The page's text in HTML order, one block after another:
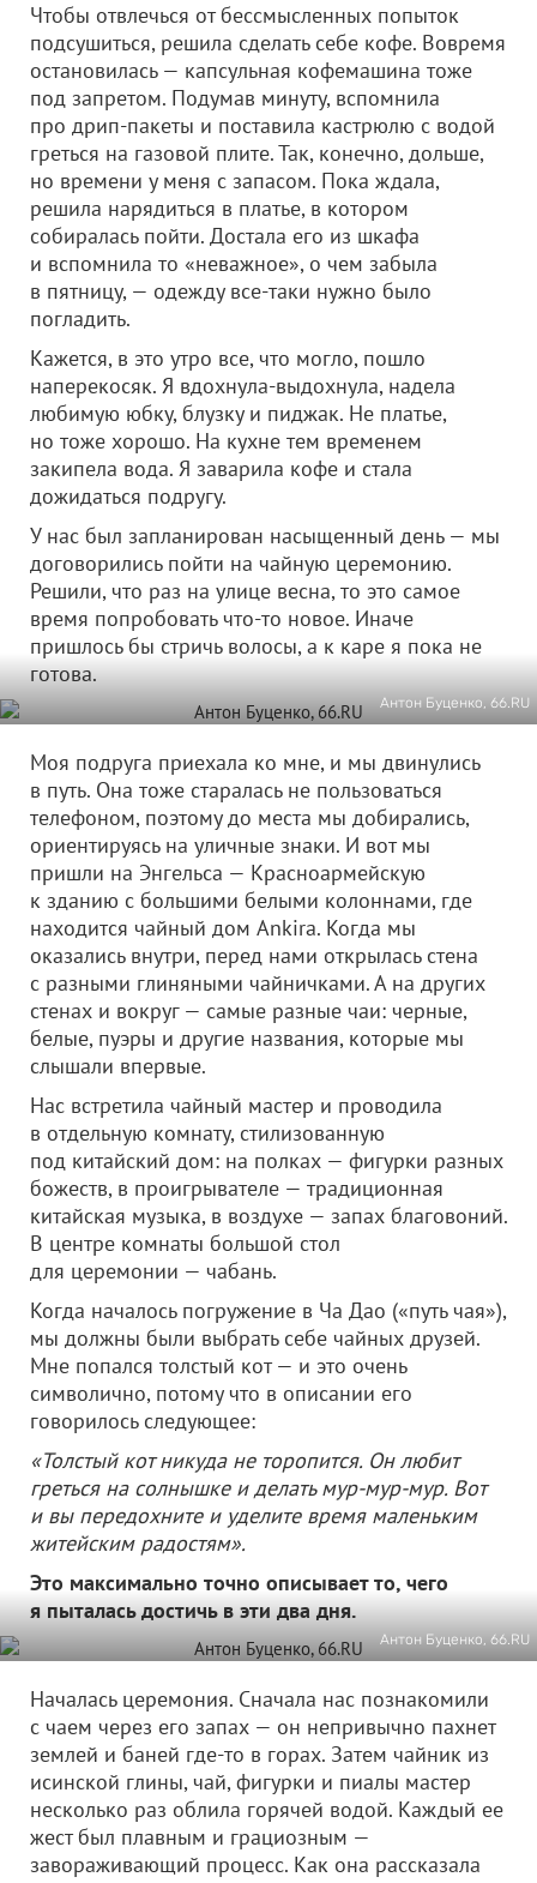
Чтобы отвлечься от бессмысленных попыток
подсушиться, решила сделать себе кофе. Вовремя
остановилась — капсульная кофемашина тоже
под запретом. Подумав минуту, вспомнила
про дрип-пакеты и поставила кастрюлю с водой
греться на газовой плите. Так, конечно, дольше,
но времени у меня с запасом. Пока ждала,
решила нарядиться в платье, в котором
собиралась пойти. Достала его из шкафа
и вспомнила то «неважное», о чем забыла
в пятницу, — одежду все-таки нужно было
погладить.
Кажется, в это утро все, что могло, пошло
наперекосяк. Я вдохнула-выдохнула, надела
любимую юбку, блузку и пиджак. Не платье,
но тоже хорошо. На кухне тем временем
закипела вода. Я заварила кофе и стала
дожидаться подругу.
У нас был запланирован насыщенный день — мы
договорились пойти на чайную церемонию.
Решили, что раз на улице весна, то это самое
время попробовать что-то новое. Иначе
пришлось бы стричь волосы, а к каре я пока не
готова.
Антон Буценко, 66.RU
Моя подруга приехала ко мне, и мы двинулись
в путь. Она тоже старалась не пользоваться
телефоном, поэтому до места мы добирались,
ориентируясь на уличные знаки. И вот мы
пришли на Энгельса — Красноармейскую
к зданию с большими белыми колоннами, где
находится чайный дом Ankira. Когда мы
оказались внутри, перед нами открылась стена
с разными глиняными чайничками. А на других
стенах и вокруг — самые разные чаи: черные,
белые, пуэры и другие названия, которые мы
слышали впервые.
Нас встретила чайный мастер и проводила
в отдельную комнату, стилизованную
под китайский дом: на полках — фигурки разных
божеств, в проигрывателе — традиционная
китайская музыка, в воздухе — запах благовоний.
В центре комнаты большой стол
для церемонии — чабань.
Когда началось погружение в Ча Дао («путь чая»),
мы должны были выбрать себе чайных друзей.
Мне попался толстый кот — и это очень
символично, потому что в описании его
говорилось следующее:
«Толстый кот никуда не торопится. Он любит
греться на солнышке и делать мур-мур-мур. Вот
и вы передохните и уделите время маленьким
житейским радостям».
Это максимально точно описывает то, чего
я пыталась достичь в эти два дня.
Антон Буценко, 66.RU
Началась церемония. Сначала нас познакомили
с чаем через его запах — он непривычно пахнет
землей и баней где-то в горах. Затем чайник из
исинской глины, чай, фигурки и пиалы мастер
несколько раз облила горячей водой. Каждый ее
жест был плавным и грациозным —
завораживающий процесс. Как она рассказала